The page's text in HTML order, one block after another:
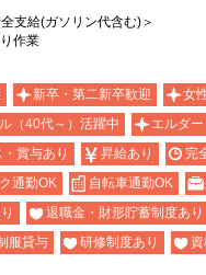
支給(ガソリン代含む)＞
作業
新卒・第二新卒歓迎 女
（40代～）活躍中
エルダ
賞与あり 昇給あり 完
通勤OK 自転車通勤OK
退職金・財形貯蓄制度あり
服貸与 研修制度あり